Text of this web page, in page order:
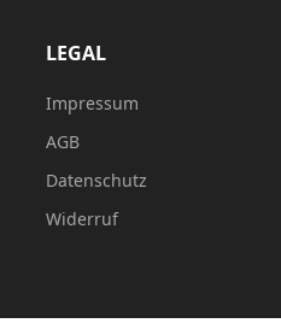
LEGAL
Impressum
AGB
Datenschutz
Widerruf